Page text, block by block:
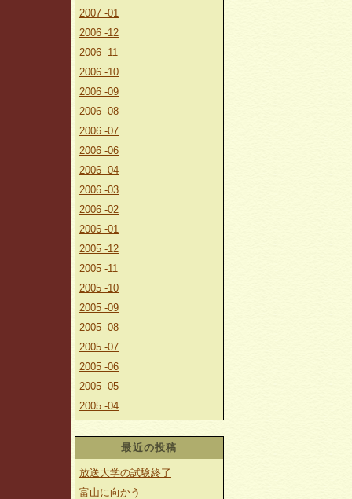
2007 -01
2006 -12
2006 -11
2006 -10
2006 -09
2006 -08
2006 -07
2006 -06
2006 -04
2006 -03
2006 -02
2006 -01
2005 -12
2005 -11
2005 -10
2005 -09
2005 -08
2005 -07
2005 -06
2005 -05
2005 -04
最近の投稿
放送大学の試験終了
富山に向かう